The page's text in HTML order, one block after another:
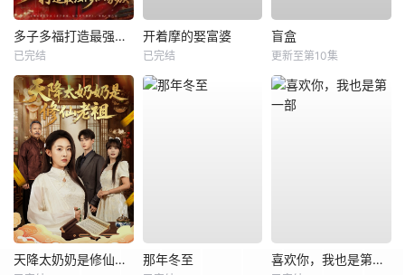
多子多福打造最强修仙家族
已完结
开着摩的娶富婆
已完结
盲盒
更新至第10集
天降太奶奶是修仙老祖 那年冬至 喜欢你，我也是第一部